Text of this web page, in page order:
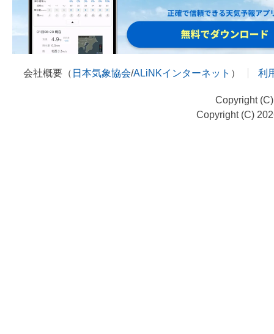
会社概要（ 日本気象協会/ALiNKインターネット ） 利
Copyright
Copyright (C)